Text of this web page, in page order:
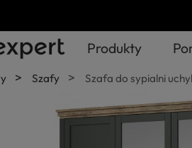
Produkty
> Szafy > Szafa do sypialni